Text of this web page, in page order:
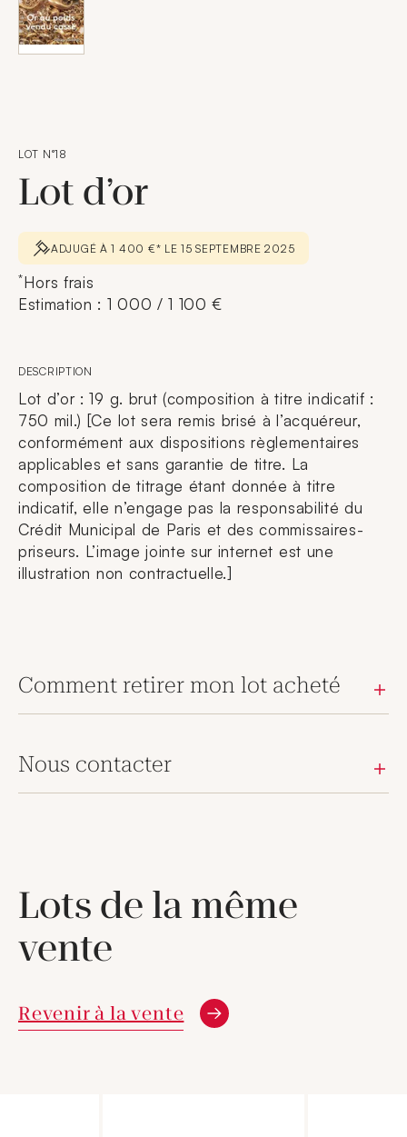
LOT N°18
Lot d’or
ADJUGÉ À 1 400 €* LE 15 SEPTEMBRE 2025
*Hors frais
Estimation : 1 000 / 1 100 €
DESCRIPTION
Lot d’or : 19 g. brut (composition à titre indicatif :
750 mil.) [Ce lot sera remis brisé à l’acquéreur,
conformément aux dispositions règlementaires
applicables et sans garantie de titre. La
composition de titrage étant donnée à titre
indicatif, elle n’engage pas la responsabilité du
Crédit Municipal de Paris et des commissaires-
priseurs. L’image jointe sur internet est une
illustration non contractuelle.]
Comment retirer mon lot acheté
Nous contacter
Lots de la même
vente
Revenir à la vente